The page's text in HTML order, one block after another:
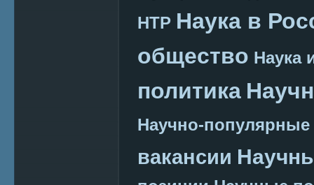
НТР Наука в
общество Наука
политика
Научно-
вакансии